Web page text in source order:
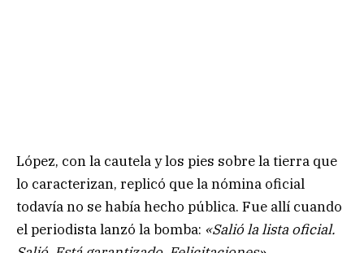
López, con la cautela y los pies sobre la tierra que
lo caracterizan, replicó que la nómina oficial
todavía no se había hecho pública. Fue allí cuando
el periodista lanzó la bomba: «Salió la lista oficial.